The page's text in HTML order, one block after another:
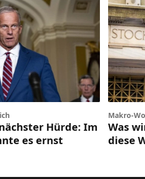
Hürde: Im
es ernst
Makro-
Was
diese